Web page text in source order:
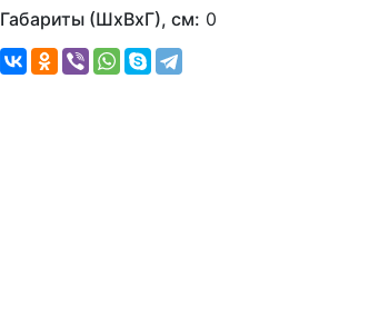
Габариты (ШхВхГ), см: 0